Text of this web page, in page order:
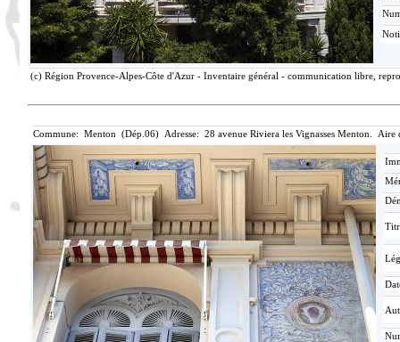
(c) Région Provence-Alpes-Côte d'Azur - Inventaire général - communication libre,
Commune: Menton (Dép.06) Adresse: 28 avenue Riviera les Vignasses Menton.